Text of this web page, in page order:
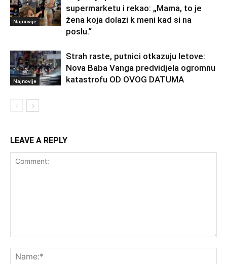
Najnovije
supermarketu i rekao: „Mama, to je
žena koja dolazi k meni kad si na
poslu.“
Najnovije
Strah raste, putnici otkazuju letove:
Nova Baba Vanga predvidjela ogromnu
katastrofu OD OVOG DATUMA
LEAVE A REPLY